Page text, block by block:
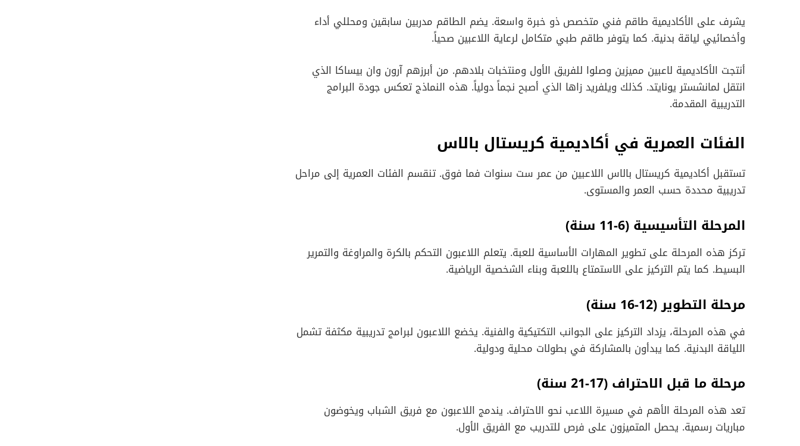
يشرف على الأكاديمية طاقم فني متخصص ذو خبرة واسعة. يضم الطاقم مدربين سابقين ومحللي أداء
وأخصائيي لياقة بدنية. كما يتوفر طاقم طبي متكامل لرعاية اللاعبين صحياً.
أنتجت الأكاديمية لاعبين مميزين وصلوا للفريق الأول ومنتخبات بلادهم. من أبرزهم آرون وان بيساكا الذي
انتقل لمانشستر يونايتد. كذلك ويلفريد زاها الذي أصبح نجماً دولياً. هذه النماذج تعكس جودة البرامج
التدريبية المقدمة.
الفئات العمرية في أكاديمية كريستال بالاس
تستقبل أكاديمية كريستال بالاس اللاعبين من عمر ست سنوات فما فوق. تنقسم الفئات العمرية إلى مراحل
تدريبية محددة حسب العمر والمستوى.
المرحلة التأسيسية (6-11 سنة)
تركز هذه المرحلة على تطوير المهارات الأساسية للعبة. يتعلم اللاعبون التحكم بالكرة والمراوغة والتمرير
البسيط. كما يتم التركيز على الاستمتاع باللعبة وبناء الشخصية الرياضية.
مرحلة التطوير (12-16 سنة)
في هذه المرحلة، يزداد التركيز على الجوانب التكتيكية والفنية. يخضع اللاعبون لبرامج تدريبية مكثفة تشمل
اللياقة البدنية. كما يبدأون بالمشاركة في بطولات محلية ودولية.
مرحلة ما قبل الاحتراف (17-21 سنة)
تعد هذه المرحلة الأهم في مسيرة اللاعب نحو الاحتراف. يندمج اللاعبون مع فريق الشباب ويخوضون
مباريات رسمية. يحصل المتميزون على فرص للتدريب مع الفريق الأول.